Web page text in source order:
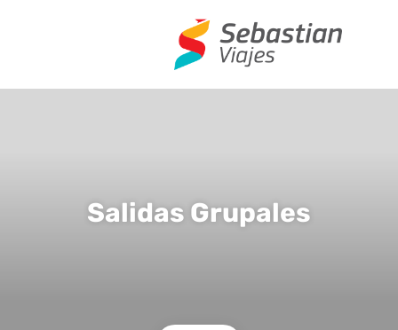
Salidas Grupales